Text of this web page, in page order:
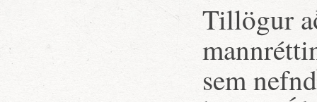
Tillögur
sem